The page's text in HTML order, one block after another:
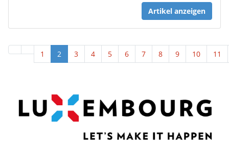
Artikel anzeigen
1 2 3 4 5 6 7 8 9 10 11